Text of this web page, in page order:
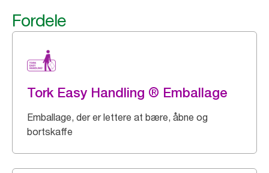
Fordele
Tork Easy Handling ® Emballage
Emballage, der er lettere at bære, åbne og
bortskaffe